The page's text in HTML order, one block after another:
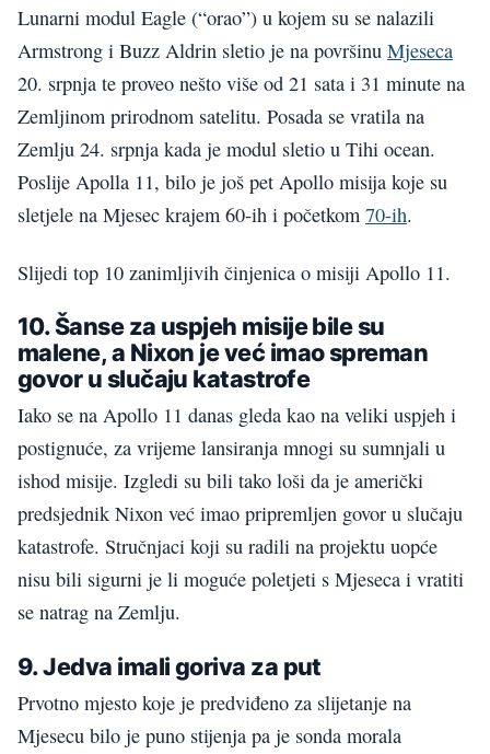
Lunarni modul Eagle (“orao”) u kojem su se nalazili
Armstrong i Buzz Aldrin sletio je na površinu Mjeseca
20. srpnja te proveo nešto više od 21 sata i 31 minute na
Zemljinom prirodnom satelitu. Posada se vratila na
Zemlju 24. srpnja kada je modul sletio u Tihi ocean.
Poslije Apolla 11, bilo je još pet Apollo misija koje su
sletjele na Mjesec krajem 60-ih i početkom 70-ih.
Slijedi top 10 zanimljivih činjenica o misiji Apollo 11.
10. Šanse za uspjeh misije bile su
malene, a Nixon je već imao spreman
govor u slučaju katastrofe
Iako se na Apollo 11 danas gleda kao na veliki uspjeh i
postignuće, za vrijeme lansiranja mnogi su sumnjali u
ishod misije. Izgledi su bili tako loši da je američki
predsjednik Nixon već imao pripremljen govor u slučaju
katastrofe. Stručnjaci koji su radili na projektu uopće
nisu bili sigurni je li moguće poletjeti s Mjeseca i vratiti
se natrag na Zemlju.
9. Jedva imali goriva za put
Prvotno mjesto koje je predviđeno za slijetanje na
Mjesecu bilo je puno stijenja pa je sonda morala